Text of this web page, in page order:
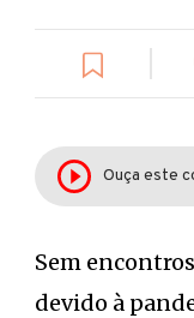
Ouça este
Sem
devido à